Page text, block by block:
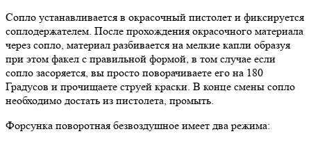
Сопло устанавливается в окрасочный пистолет и фиксируется
соплодержателем. После прохождения окрасочного материала
через сопло, материал разбивается на мелкие капли образуя
при этом факел с правильной формой, в том случае если
сопло засоряется, вы просто поворачиваете его на 180
Градусов и прочищаете струей краски. В конце смены сопло
необходимо достать из пистолета, промыть.
Форсунка поворотная безвоздушное имеет два режима: